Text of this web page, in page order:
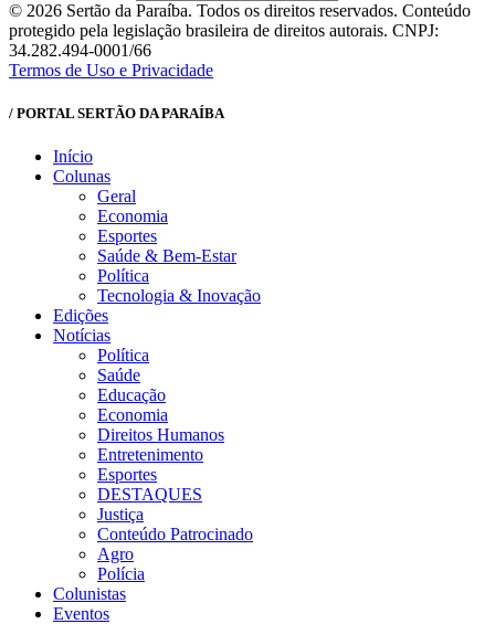
© 2026 Sertão da Paraíba. Todos os direitos reservados. Conteúdo
protegido pela legislação brasileira de direitos autorais. CNPJ:
34.282.494-0001/66
Termos de Uso e Privacidade
/ PORTAL SERTÃO DA PARAÍBA
Início
Colunas
Geral
Economia
Esportes
Saúde & Bem-Estar
Política
Tecnologia & Inovação
Edições
Notícias
Política
Saúde
Educação
Economia
Direitos Humanos
Entretenimento
Esportes
DESTAQUES
Justiça
Conteúdo Patrocinado
Agro
Polícia
Colunistas
Eventos